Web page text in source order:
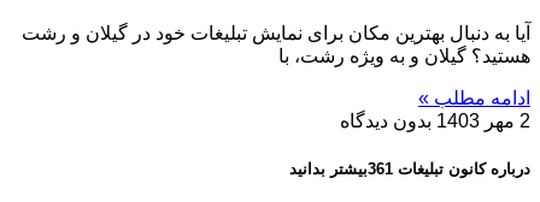
آیا به دنبال بهترین مکان برای نمایش تبلیغات خود در گیلان و رشت
هستید؟ گیلان و به ویژه رشت، با
ادامه مطلب »
2 مهر 1403
بدون دیدگاه
درباره کانون تبلیغات 361بیشتر بدانید